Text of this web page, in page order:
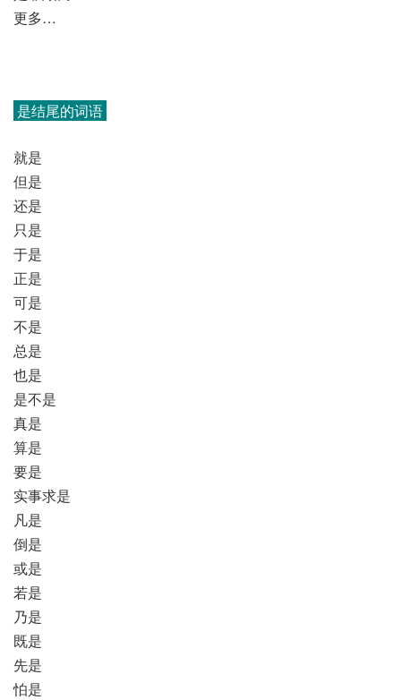
更多…
是结尾的词语
就是
但是
还是
只是
于是
正是
可是
不是
总是
也是
是不是
真是
算是
要是
实事求是
凡是
倒是
或是
若是
乃是
既是
先是
怕是